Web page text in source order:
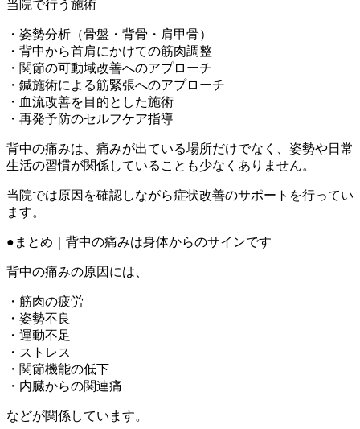
当院で行う施術
・姿勢分析（骨盤・背骨・肩甲骨）
・背中から首肩にかけての筋肉調整
・関節の可動域改善へのアプローチ
・鍼施術による筋緊張へのアプローチ
・血流改善を目的とした施術
・再発予防のセルフケア指導
背中の痛みは、痛みが出ている場所だけでなく、姿勢や日常
生活の習慣が関係していることも少なくありません。
当院では原因を確認しながら症状改善のサポートを行ってい
ます。
●まとめ｜背中の痛みは身体からのサインです
背中の痛みの原因には、
・筋肉の疲労
・姿勢不良
・運動不足
・ストレス
・関節機能の低下
・内臓からの関連痛
などが関係しています。